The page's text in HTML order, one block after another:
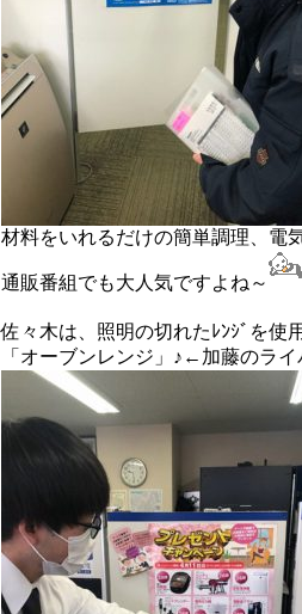
材料をいれるだけの簡単調理、電
通販番組でも大人気ですよね～
佐々木は、照明の切れたﾚﾝｼﾞを使
「オーブンレンジ」♪←加藤のライ